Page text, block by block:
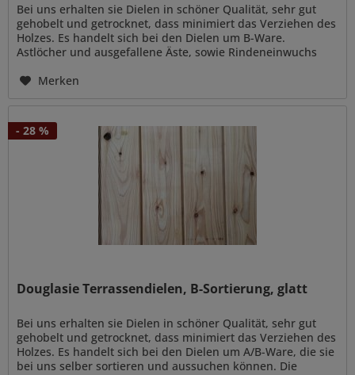
Bei uns erhalten sie Dielen in schöner Qualität, sehr gut
gehobelt und getrocknet, dass minimiert das Verziehen des
Holzes. Es handelt sich bei den Dielen um B-Ware.
Astlöcher und ausgefallene Äste, sowie Rindeneinwuchs
Merken
- 28 %
Douglasie Terrassendielen, B-Sortierung, glatt
Bei uns erhalten sie Dielen in schöner Qualität, sehr gut
gehobelt und getrocknet, dass minimiert das Verziehen des
Holzes. Es handelt sich bei den Dielen um A/B-Ware, die sie
bei uns selber sortieren und aussuchen können. Die